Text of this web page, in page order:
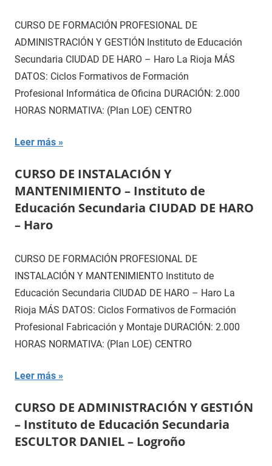
CURSO DE FORMACIÓN PROFESIONAL DE
ADMINISTRACIÓN Y GESTIÓN Instituto de Educación
Secundaria CIUDAD DE HARO – Haro La Rioja MÁS
DATOS: Ciclos Formativos de Formación
Profesional Informática de Oficina DURACIÓN: 2.000
HORAS NORMATIVA: (Plan LOE) CENTRO
Leer más
CURSO DE INSTALACIÓN Y
MANTENIMIENTO – Instituto de
Educación Secundaria CIUDAD DE HARO
– Haro
CURSO DE FORMACIÓN PROFESIONAL DE
INSTALACIÓN Y MANTENIMIENTO Instituto de
Educación Secundaria CIUDAD DE HARO – Haro La
Rioja MÁS DATOS: Ciclos Formativos de Formación
Profesional Fabricación y Montaje DURACIÓN: 2.000
HORAS NORMATIVA: (Plan LOE) CENTRO
Leer más
CURSO DE ADMINISTRACIÓN Y GESTIÓN
– Instituto de Educación Secundaria
ESCULTOR DANIEL – Logroño